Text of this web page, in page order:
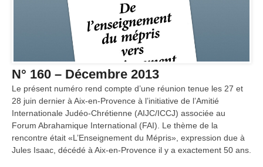
N° 160 – Décembre 2013
Le présent numéro rend compte d’une réunion tenue les 27 et
28 juin dernier à Aix-en-Provence à l’initiative de l’Amitié
Internationale Judéo-Chrétienne (AIJC/ICCJ) associée au
Forum Abrahamique International (FAI). Le thème de la
rencontre était «L’Enseignement du Mépris», expression due à
Jules Isaac, décédé à Aix-en-Provence il y a exactement 50 ans.